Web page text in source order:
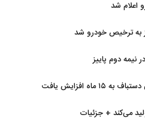
اعلام شد
به ترخیص خودرو شد
نیمه دوم پاییز
افزایش یافت